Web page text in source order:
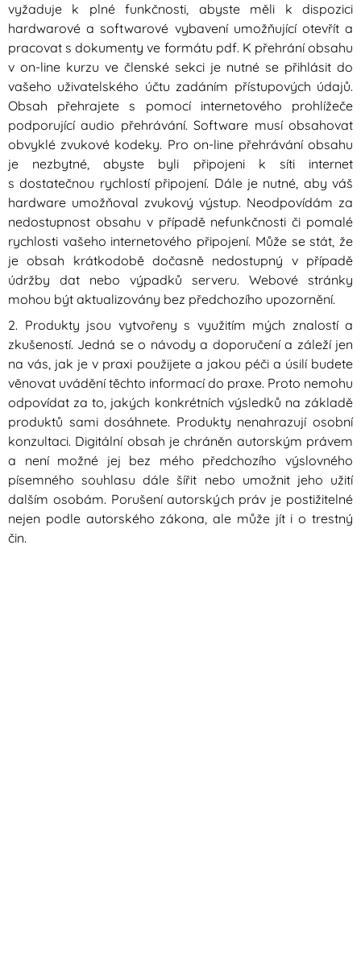
vyžaduje k plné funkčnosti, abyste měli k dispozici
hardwarové a softwarové vybavení umožňující otevřít a
pracovat s dokumenty ve formátu pdf. K přehrání obsahu
v on-line kurzu ve členské sekci je nutné se přihlásit do
vašeho uživatelského účtu zadáním přístupových údajů.
Obsah přehrajete s pomocí internetového prohlížeče
podporující audio přehrávání. Software musí obsahovat
obvyklé zvukové kodeky. Pro on-line přehrávání obsahu
je nezbytné, abyste byli připojeni k síti internet
s dostatečnou rychlostí připojení. Dále je nutné, aby váš
hardware umožňoval zvukový výstup. Neodpovídám za
nedostupnost obsahu v případě nefunkčnosti či pomalé
rychlosti vašeho internetového připojení. Může se stát, že
je obsah krátkodobě dočasně nedostupný v případě
údržby dat nebo výpadků serveru. Webové stránky
mohou být aktualizovány bez předchozího upozornění.
2. Produkty jsou vytvořeny s využitím mých znalostí a
zkušeností. Jedná se o návody a doporučení a záleží jen
na vás, jak je v praxi použijete a jakou péči a úsilí budete
věnovat uvádění těchto informací do praxe. Proto nemohu
odpovídat za to, jakých konkrétních výsledků na základě
produktů sami dosáhnete. Produkty nenahrazují osobní
konzultaci. Digitální obsah je chráněn autorským právem
a není možné jej bez mého předchozího výslovného
písemného souhlasu dále šířit nebo umožnit jeho užití
dalším osobám. Porušení autorských práv je postižitelné
nejen podle autorského zákona, ale může jít i o trestný
čin.